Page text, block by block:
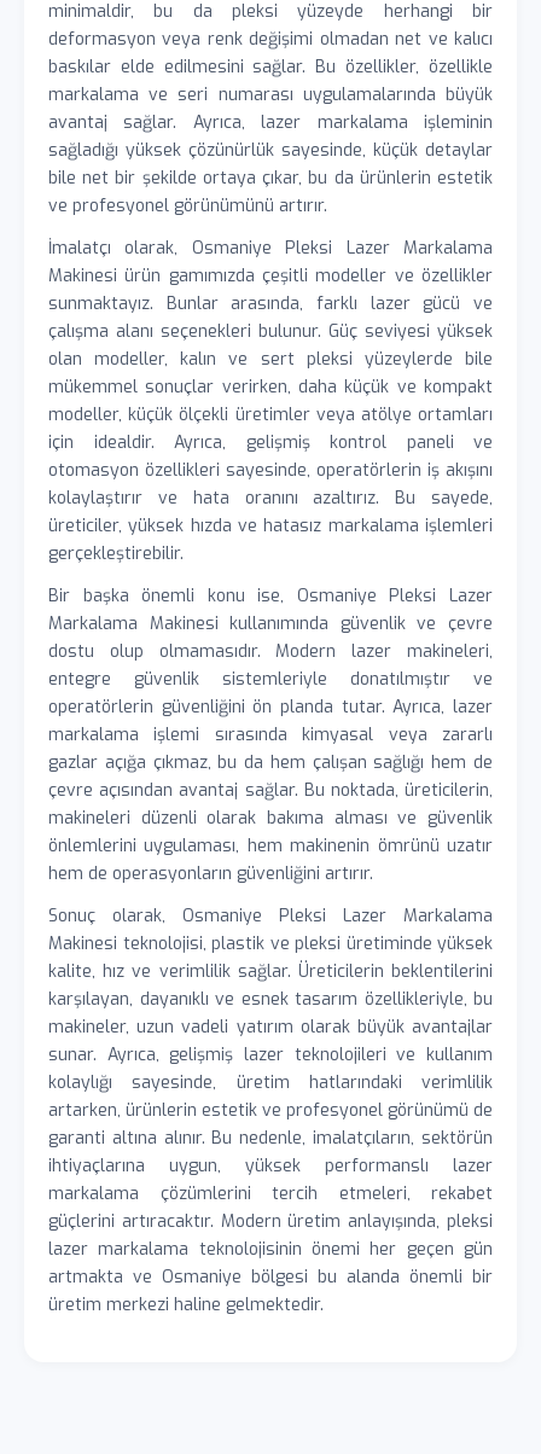
minimaldir, bu da pleksi yüzeyde herhangi bir
deformasyon veya renk değişimi olmadan net ve kalıcı
baskılar elde edilmesini sağlar. Bu özellikler, özellikle
markalama ve seri numarası uygulamalarında büyük
avantaj sağlar. Ayrıca, lazer markalama işleminin
sağladığı yüksek çözünürlük sayesinde, küçük detaylar
bile net bir şekilde ortaya çıkar, bu da ürünlerin estetik
ve profesyonel görünümünü artırır.
İmalatçı olarak, Osmaniye Pleksi Lazer Markalama
Makinesi ürün gamımızda çeşitli modeller ve özellikler
sunmaktayız. Bunlar arasında, farklı lazer gücü ve
çalışma alanı seçenekleri bulunur. Güç seviyesi yüksek
olan modeller, kalın ve sert pleksi yüzeylerde bile
mükemmel sonuçlar verirken, daha küçük ve kompakt
modeller, küçük ölçekli üretimler veya atölye ortamları
için idealdir. Ayrıca, gelişmiş kontrol paneli ve
otomasyon özellikleri sayesinde, operatörlerin iş akışını
kolaylaştırır ve hata oranını azaltırız. Bu sayede,
üreticiler, yüksek hızda ve hatasız markalama işlemleri
gerçekleştirebilir.
Bir başka önemli konu ise, Osmaniye Pleksi Lazer
Markalama Makinesi kullanımında güvenlik ve çevre
dostu olup olmamasıdır. Modern lazer makineleri,
entegre güvenlik sistemleriyle donatılmıştır ve
operatörlerin güvenliğini ön planda tutar. Ayrıca, lazer
markalama işlemi sırasında kimyasal veya zararlı
gazlar açığa çıkmaz, bu da hem çalışan sağlığı hem de
çevre açısından avantaj sağlar. Bu noktada, üreticilerin,
makineleri düzenli olarak bakıma alması ve güvenlik
önlemlerini uygulaması, hem makinenin ömrünü uzatır
hem de operasyonların güvenliğini artırır.
Sonuç olarak, Osmaniye Pleksi Lazer Markalama
Makinesi teknolojisi, plastik ve pleksi üretiminde yüksek
kalite, hız ve verimlilik sağlar. Üreticilerin beklentilerini
karşılayan, dayanıklı ve esnek tasarım özellikleriyle, bu
makineler, uzun vadeli yatırım olarak büyük avantajlar
sunar. Ayrıca, gelişmiş lazer teknolojileri ve kullanım
kolaylığı sayesinde, üretim hatlarındaki verimlilik
artarken, ürünlerin estetik ve profesyonel görünümü de
garanti altına alınır. Bu nedenle, imalatçıların, sektörün
ihtiyaçlarına uygun, yüksek performanslı lazer
markalama çözümlerini tercih etmeleri, rekabet
güçlerini artıracaktır. Modern üretim anlayışında, pleksi
lazer markalama teknolojisinin önemi her geçen gün
artmakta ve Osmaniye bölgesi bu alanda önemli bir
üretim merkezi haline gelmektedir.